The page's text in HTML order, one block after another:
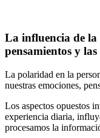
La influencia de la
pensamientos y las
La polaridad en la
nuestras emociones,
Los aspectos opuestos
experiencia diaria,
procesamos la